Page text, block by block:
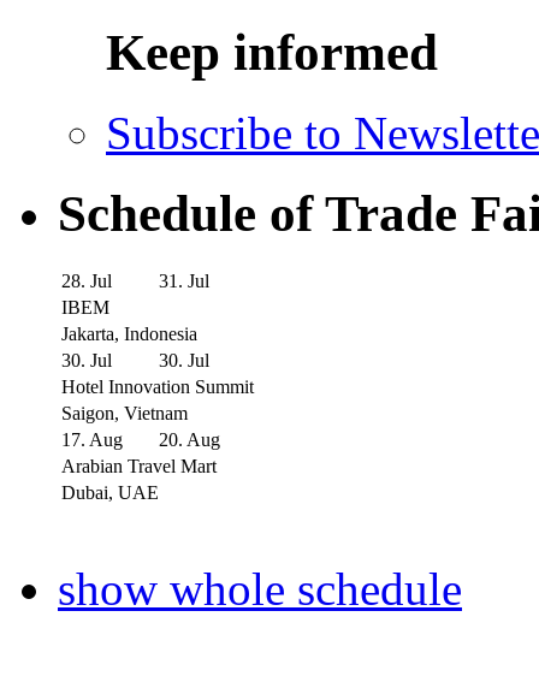
Keep informed
Subscribe to
Schedule of Trade
28. Jul
31. Jul
IBEM
Jakarta, Indonesia
30. Jul
30. Jul
Hotel Innovation Summit
Saigon, Vietnam
17. Aug
20. Aug
Arabian Travel Mart
Dubai, UAE
show whole schedule